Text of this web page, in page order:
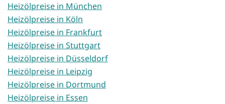
Heizölpreise in München
Heizölpreise in Köln
Heizölpreise in Frankfurt
Heizölpreise in Stuttgart
Heizölpreise in Düsseldorf
Heizölpreise in Leipzig
Heizölpreise in Dortmund
Heizölpreise in Essen